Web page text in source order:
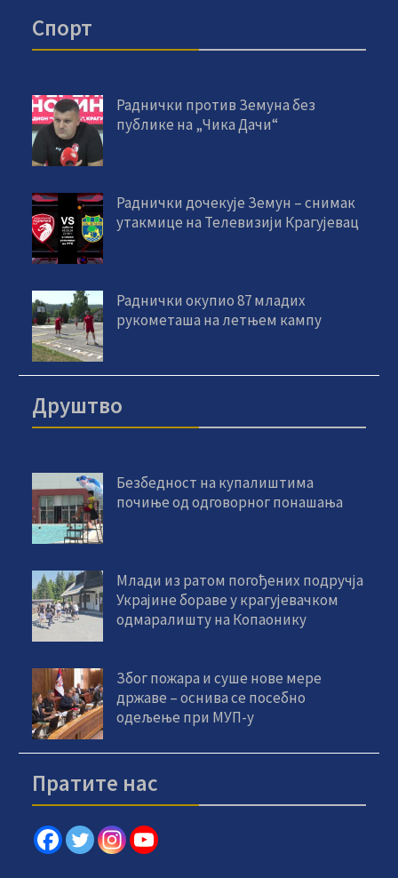
Спорт
Раднички против Земуна без
публике на „Чика Дачи“
Раднички дочекује Земун – снимак
утакмице на Телевизији Крагујевац
Раднички окупио 87 младих
рукометаша на летњем кампу
Друштво
Безбедност на купалиштима
почиње од одговорног понашања
Млади из ратом погођених подручја
Украјине бораве у крагујевачком
одмаралишту на Копаонику
Због пожара и суше нове мере
државе – оснива се посебно
одељење при МУП-у
Пратите нас